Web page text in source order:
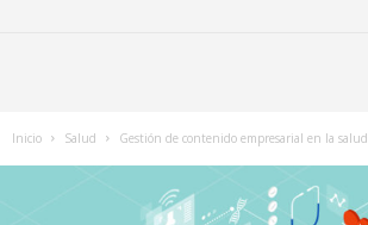
Inicio Salud Gestión de contenido empresarial en la salud